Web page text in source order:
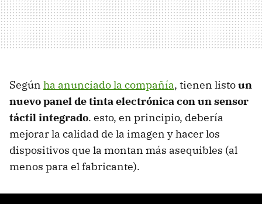
Según ha anunciado la compañía, tienen listoun
nuevo panel de tinta electrónica con un sensor
táctil integrado. esto, en principio, debería
mejorar la calidad de la imagen y hacer los
dispositivos que la montan más asequibles (al
menos para el fabricante).